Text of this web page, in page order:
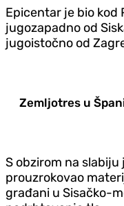
Epicentar je bio kod
jugozapadno od
jugoistočno od
Zemljotres u
S obzirom na
prouzrokovao
građani u Sisačko-